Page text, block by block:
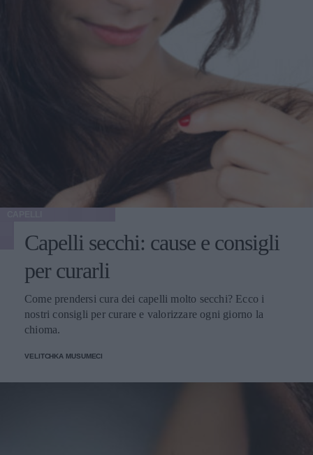
Capelli secchi: cause e consigli
per curarli
Come prendersi cura dei capelli molto secchi? Ecco i
nostri consigli per curare e valorizzare ogni giorno la
chioma.
VELITCHKA MUSUMECI